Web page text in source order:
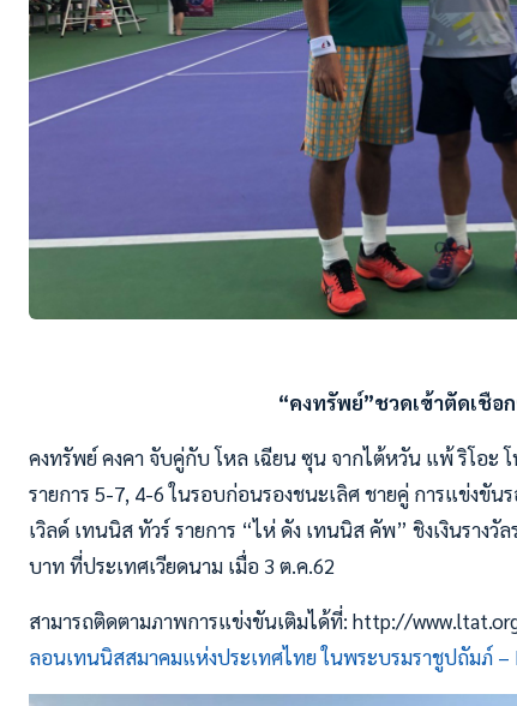
“คงทรัพย์”ชวดเข้าตัดเชือ
คงทรัพย์ คงคา จับคู่กับ โหล เฉียน ซุน จากไต้หวัน แพ้ ริโอะ
รายการ 5-7, 4-6 ในรอบก่อนรองชนะเลิศ ชายคู่ การแข่งขั
เวิลด์ เทนนิส ทัวร์ รายการ “ไห่ ดัง เทนนิส คัพ” ชิงเงินราง
บาท ที่ประเทศเวียดนาม เมื่อ 3 ต.ค.62
สามารถติดตามภาพการแข่งขันเติมได้ที่: http://
ลอนเทนนิสสมาคมแห่งประเทศไทย ในพระบรมราชูปถัมภ์ –